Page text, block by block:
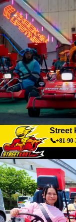
Street
📞+81-
Sobre
Acesso